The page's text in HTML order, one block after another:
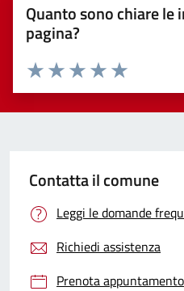
Quanto sono chiare
pagina?
Valuta 5
Valuta 4 stelle
Valuta 3 stelle su 5
Valuta 2 stelle su 5
Valuta 1 stelle su 5
Contatta il comune
Leggi le domande
Richiedi assistenza
Prenota appuntamento